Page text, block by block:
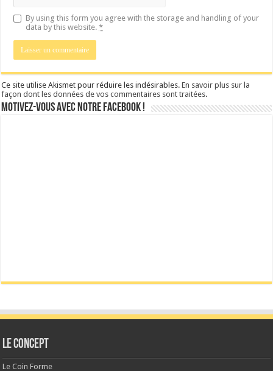
By using this form you agree with the storage and handling of your
data by this website.*
Ce site utilise Akismet pour réduire les indésirables.En savoir plus sur la
façon dont les données de vos commentaires sont traitées.
Motivez-vous avec notre facebook !
Le CONCEPT
Le Coin Forme